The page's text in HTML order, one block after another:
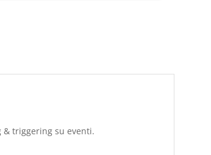
& triggering su eventi.